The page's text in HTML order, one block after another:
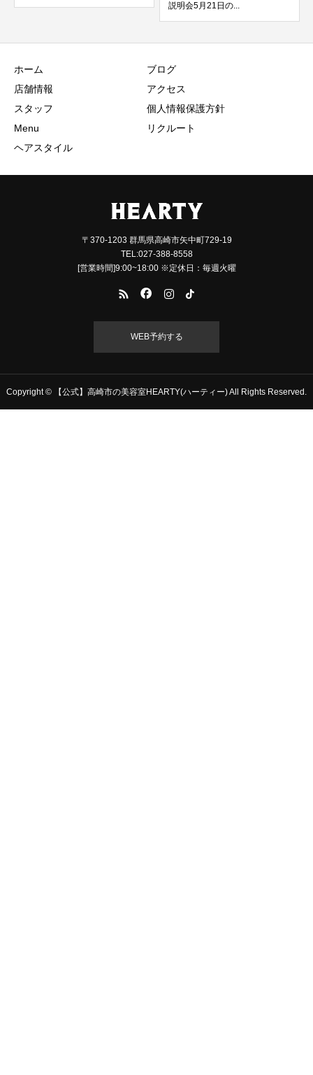
説明会5月21日の...
ホーム
店舗情報
スタッフ
Menu
ヘアスタイル
ブログ
アクセス
個人情報保護方針
リクルート
〒370-1203 群馬県高崎市矢中町729-19
TEL:027-388-8558
[営業時間]9:00~18:00 ※定休日：毎週火曜
WEB予約する
Copyright © 【公式】高崎市の美容室HEARTY(ハーティー) All Rights Reserved.